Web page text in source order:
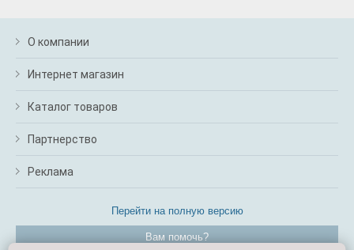
О компании
Интернет магазин
Каталог товаров
Партнерство
Реклама
Перейти на полную версию
Вам помочь?